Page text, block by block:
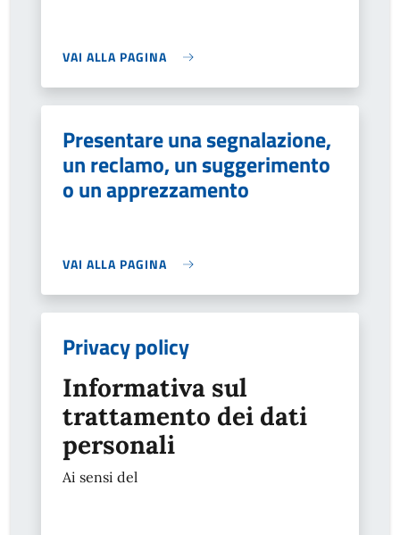
VAI ALLA PAGINA
Presentare una segnalazione,
un reclamo, un suggerimento
o un apprezzamento
VAI ALLA PAGINA
Privacy policy
Informativa sul
trattamento dei dati
personali
Ai sensi del